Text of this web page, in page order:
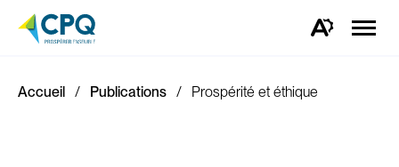
Ouvrez
la
Accueil Publications Prospérité et éthique